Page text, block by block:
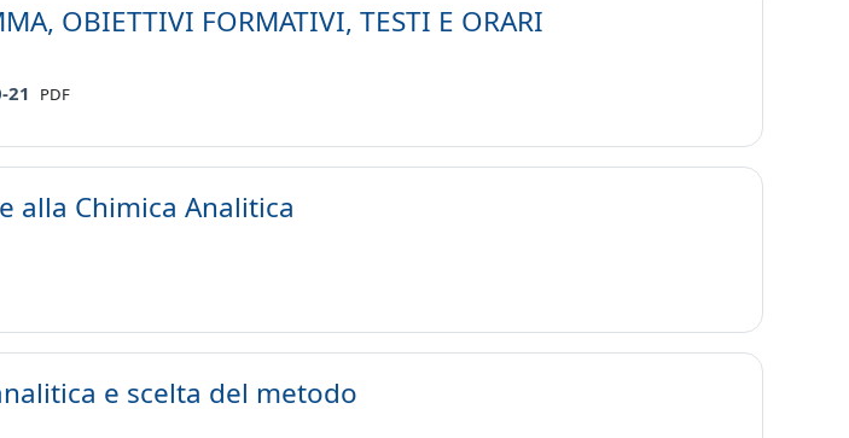
OBIETTIVI FORMATIVI, TESTI E ORARI
21 File
PDF
alla Chimica Analitica
e scelta del metodo